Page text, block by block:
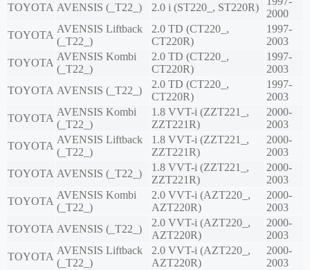
TOYOTA AVENSIS (_T22_) 2.0 i (ST220_, ST220R)
2000
TOYOTA
AVENSIS Liftback
(_T22_)
2.0 TD (CT220_,
CT220R)
1997-
2003
TOYOTA
AVENSIS Kombi
(_T22_)
2.0 TD (CT220_,
CT220R)
1997-
2003
TOYOTA AVENSIS (_T22_)
2.0 TD (CT220_,
CT220R)
1997-
2003
TOYOTA
AVENSIS Kombi
(_T22_)
1.8 VVT-i (ZZT221_,
ZZT221R)
2000-
2003
TOYOTA
AVENSIS Liftback
(_T22_)
1.8 VVT-i (ZZT221_,
ZZT221R)
2000-
2003
TOYOTA AVENSIS (_T22_)
1.8 VVT-i (ZZT221_,
ZZT221R)
2000-
2003
TOYOTA
AVENSIS Kombi
(_T22_)
2.0 VVT-i (AZT220_,
AZT220R)
2000-
2003
TOYOTA AVENSIS (_T22_)
2.0 VVT-i (AZT220_,
AZT220R)
2000-
2003
TOYOTA
AVENSIS Liftback
(_T22_)
2.0 VVT-i (AZT220_,
AZT220R)
2000-
2003